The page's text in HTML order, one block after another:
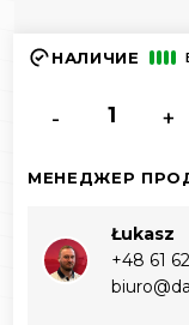
НАЛИЧИЕ
- +
МЕНЕДЖЕР
Łukasz
+48 61